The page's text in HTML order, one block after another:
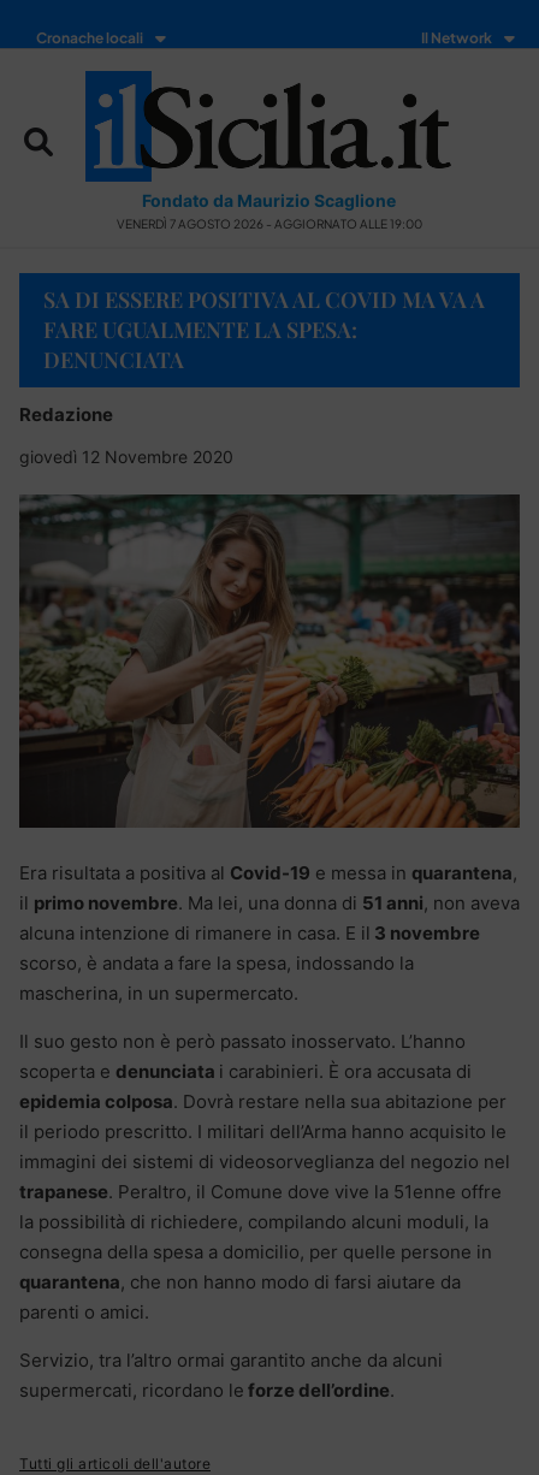
Cronache locali Il Network
Fondato da Maurizio Scaglione
VENERDÌ 7 AGOSTO 2026 - AGGIORNATO ALLE 19:00
SA DI ESSERE POSITIVA AL COVID MA VA A
FARE UGUALMENTE LA SPESA:
DENUNCIATA
Redazione
giovedì 12 Novembre 2020
Era risultata a positiva al Covid-19 e messa in quarantena,
il primo novembre. Ma lei, una donna di 51 anni, non aveva
alcuna intenzione di rimanere in casa. E il 3 novembre
scorso, è andata a fare la spesa, indossando la
mascherina, in un supermercato.
Il suo gesto non è però passato inosservato. L’hanno
scoperta e denunciata i carabinieri. È ora accusata di
epidemia colposa. Dovrà restare nella sua abitazione per
il periodo prescritto. I militari dell’Arma hanno acquisito le
immagini dei sistemi di videosorveglianza del negozio nel
trapanese. Peraltro, il Comune dove vive la 51enne offre
la possibilità di richiedere, compilando alcuni moduli, la
consegna della spesa a domicilio, per quelle persone in
quarantena, che non hanno modo di farsi aiutare da
parenti o amici.
Servizio, tra l’altro ormai garantito anche da alcuni
supermercati, ricordano le forze dell’ordine.
Tutti gli articoli dell'autore